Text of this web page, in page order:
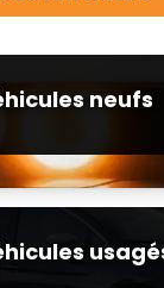
neufs